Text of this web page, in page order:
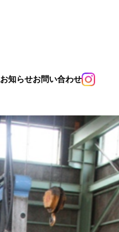
お知らせお問い合わせ